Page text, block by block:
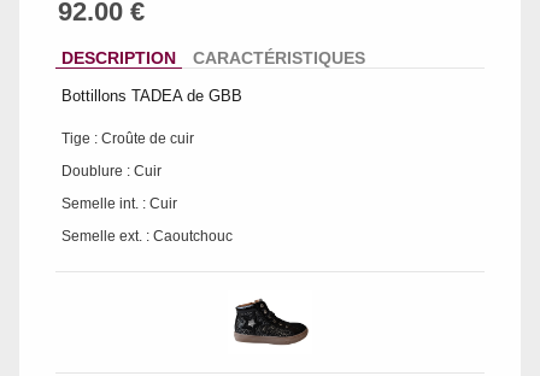
DESCRIPTION CARACTÉRISTIQUES
Bottillons TADEA de GBB
Tige : Croûte de cuir
Doublure : Cuir
Semelle int. : Cuir
Semelle ext. : Caoutchouc